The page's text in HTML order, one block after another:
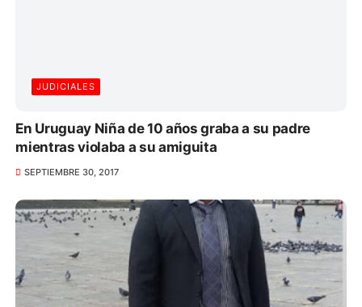
JUDICIALES
En Uruguay Niña de 10 años graba a su padre
mientras violaba a su amiguita
SEPTIEMBRE 30, 2017